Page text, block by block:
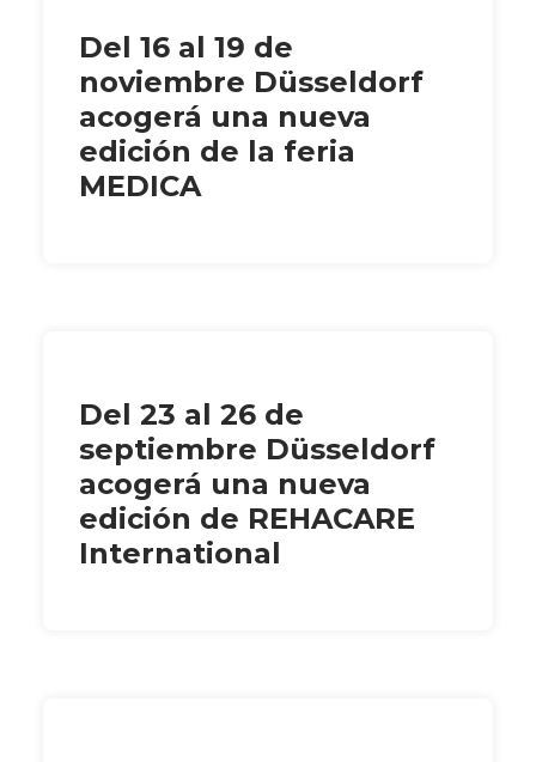
Del 16 al 19 de
noviembre Düsseldorf
acogerá una nueva
edición de la feria
MEDICA
Del 23 al 26 de
septiembre Düsseldorf
acogerá una nueva
edición de REHACARE
International